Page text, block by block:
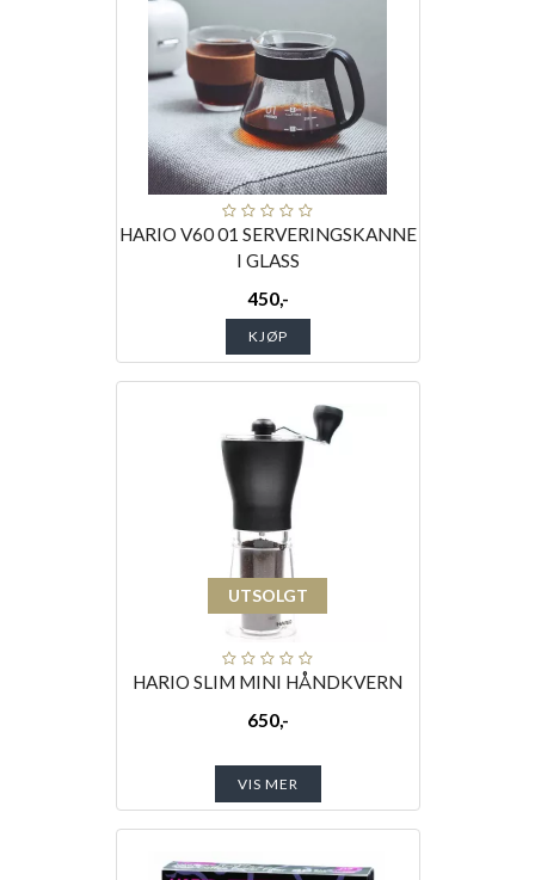
HARIO V60 01 SERVERINGSKANNE
I GLASS
450,-
KJØP
UTSOLGT
HARIO SLIM MINI HÅNDKVERN
650,-
VIS MER